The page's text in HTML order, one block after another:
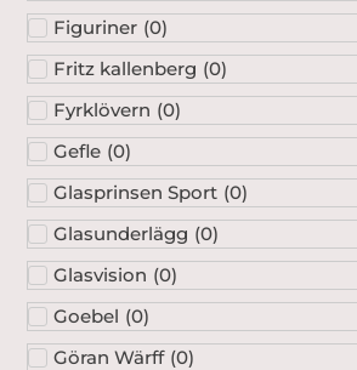
Figuriner (0)
Fritz kallenberg (0)
Fyrklövern (0)
Gefle (0)
Glasprinsen Sport (0)
Glasunderlägg (0)
Glasvision (0)
Goebel (0)
Göran Wärff (0)